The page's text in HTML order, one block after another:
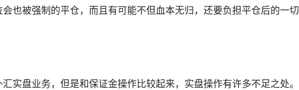
也被强制的平仓，而且有可能不但血本无归，还要负担平仓后的一
实盘业务，但是和保证金操作比较起来，实盘操作有许多不足之处。